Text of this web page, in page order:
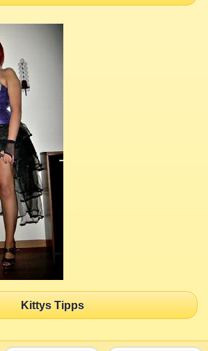
Kittys Tipps